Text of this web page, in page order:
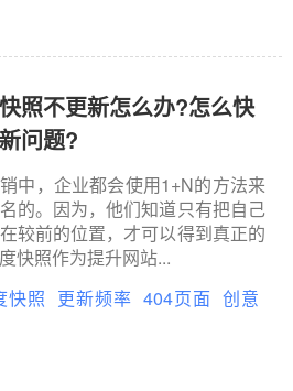
照不更新怎么办?怎么快
问题?
中，企业都会使用1+N的方法来
的。因为，他们知道只有把自己
较前的位置，才可以得到真正的
快照作为提升网站...
快照 更新频率 404页面 创意